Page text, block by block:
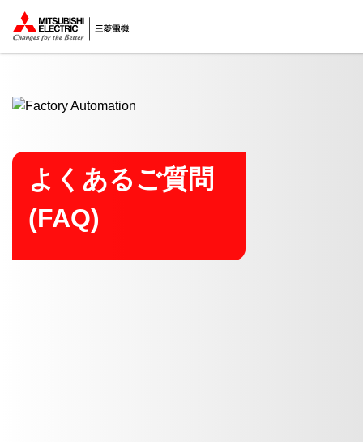
ここから本文
よくあるご質問
(FAQ)